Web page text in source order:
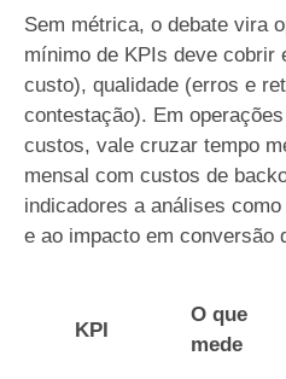
Sem métrica, o debate vira
mínimo de KPIs deve cobrir
custo), qualidade (erros e
contestação). Em
custos, vale cruzar tempo
mensal com custos de
indicadores a análises como
e ao impacto em conversão
KPI
O que
mede